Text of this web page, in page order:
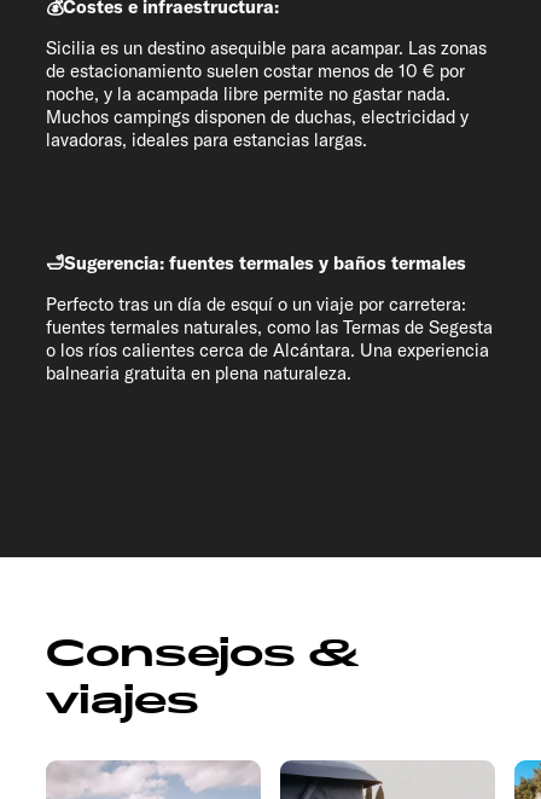
💰Costes e infraestructura:
Sicilia es un destino asequible para acampar. Las zonas
de estacionamiento suelen costar menos de 10 € por
noche, y la acampada libre permite no gastar nada.
Muchos campings disponen de duchas, electricidad y
lavadoras, ideales para estancias largas.
🛁Sugerencia: fuentes termales y baños termales
Perfecto tras un día de esquí o un viaje por carretera:
fuentes termales naturales, como las Termas de Segesta
o los ríos calientes cerca de Alcántara. Una experiencia
balnearia gratuita en plena naturaleza.
Consejos &
viajes